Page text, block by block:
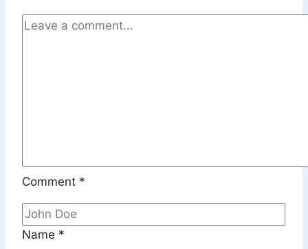
Comment *
Name *